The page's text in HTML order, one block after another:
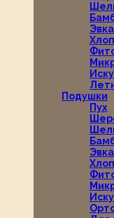
Подушки
Пух